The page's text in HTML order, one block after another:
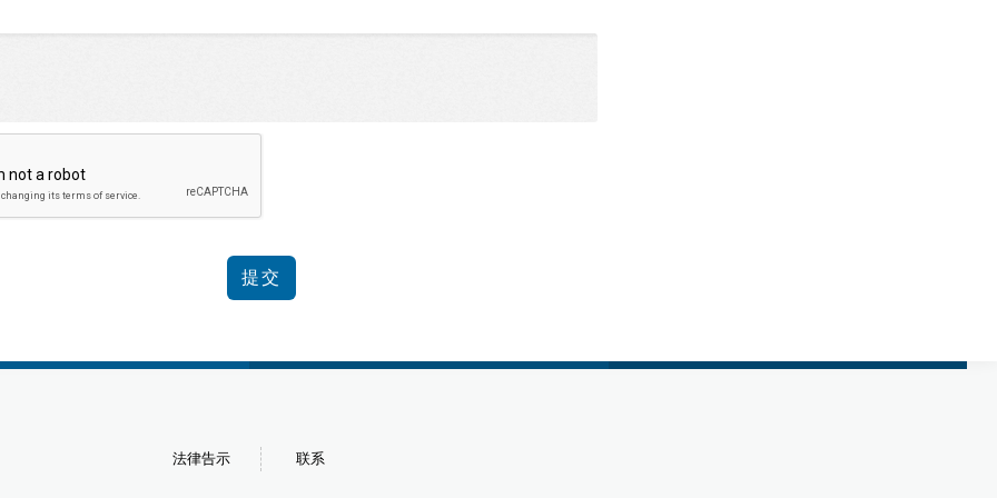
法律告示 联系